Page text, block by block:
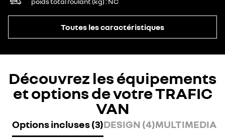
Toutes les caractéristiques
Découvrez les équipements
et options de votre TRAFIC
VAN
Options incluses (3)DESIGN (4)MULTIMEDIA